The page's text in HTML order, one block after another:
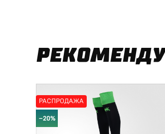
РАСПРОДАЖА
−20%